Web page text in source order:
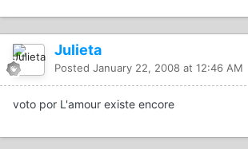
Julieta
Posted January 22, 2008 at 12:46 AM
voto por L'amour existe encore